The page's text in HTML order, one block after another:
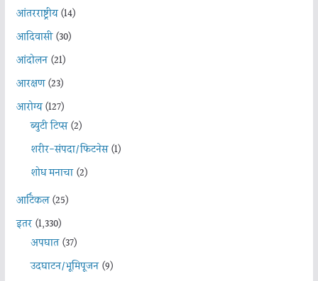
आंतरराष्ट्रीय(14)
आदिवासी(30)
आंदोलन(21)
आरक्षण(23)
आरोग्य(127)
ब्युटी टिप्स(2)
शरीर-संपदा/फिटनेस(1)
शोध मनाचा(2)
आर्टिकल(25)
इतर(1,330)
अपघात(37)
उदघाटन/भूमिपूजन(9)